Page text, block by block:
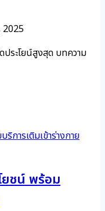
2025
ประโยน์สูงสุด บทความ
ยชน์ พร้อม